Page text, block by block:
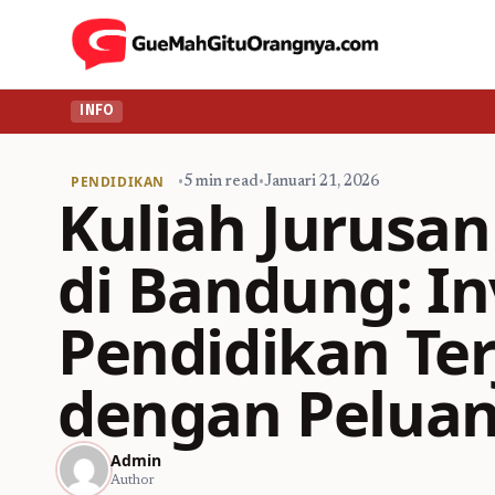
INFO
PENDIDIKAN •5 min read•Januari 21, 2026
Kuliah
di Bandung:
Pendidikan
dengan
Admin
Author